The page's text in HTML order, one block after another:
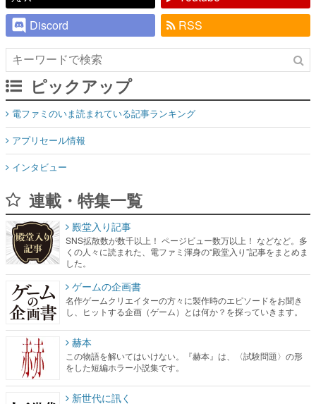
ピックアップ
電ファミのいま読まれている記事ランキング
アプリセール情報
インタビュー
連載・特集一覧
くの人々に読まれた、電ファミ渾身の“殿堂入り”記事をまとめま
した。
ゲームの企画書
名作ゲームクリエイターの方々に製作時のエピソードをお聞き
し、ヒットする企画（ゲーム）とは何か？を探っていきます。
赫本
この物語を解いてはいけない。『赫本』は、〈試験問題〉の形
をした短編ホラー小説集です。
新世代に訊く
これからのデジタルゲーム市場を担う若きクリエイター達の姿
を追い、彼らのルーツと情熱を探っていきます。
ゲーム世代の作家たち